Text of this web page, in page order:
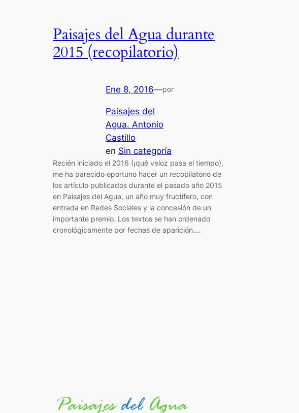
Paisajes del Agua durante
2015 (recopilatorio)
Ene 8, 2016—por
Paisajes del
Agua. Antonio
Castillo
en Sin categoría
Recién iniciado el 2016 (¡qué veloz pasa el tiempo),
me ha parecido oportuno hacer un recopilatorio de
los artículo publicados durante el pasado año 2015
en Paisajes del Agua, un año muy fructífero, con
entrada en Redes Sociales y la concesión de un
importante premio. Los textos se han ordenado
cronológicamente por fechas de aparición.…